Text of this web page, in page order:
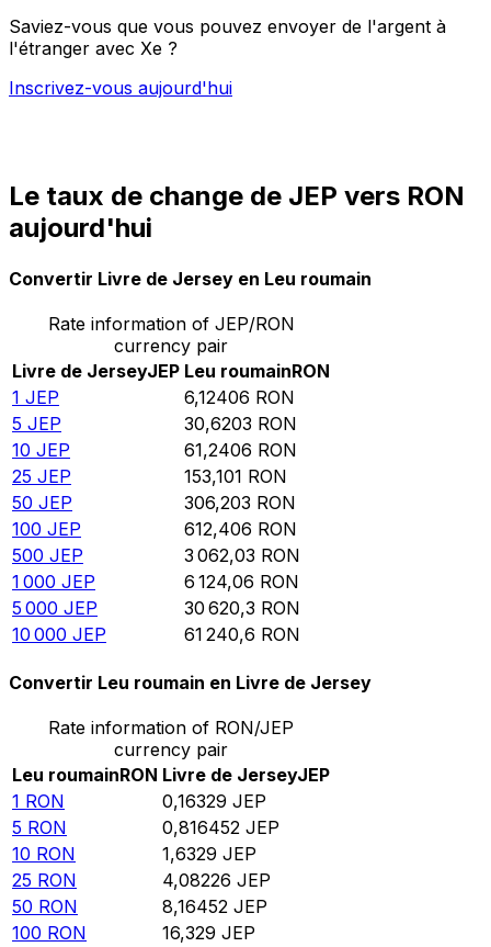
Saviez-vous que vous pouvez envoyer de l'argent à
l'étranger avec Xe ?
Inscrivez-vous aujourd'hui
Le taux de change de JEP vers RON
aujourd'hui
Convertir Livre de Jersey en Leu roumain
Rate information of JEP/RON
currency pair
Livre de JerseyJEP Leu roumainRON
1 JEP 6,12406 RON
5 JEP 30,6203 RON
10 JEP 61,2406 RON
25 JEP 153,101 RON
50 JEP 306,203 RON
100 JEP 612,406 RON
500 JEP 3 062,03 RON
1 000 JEP 6 124,06 RON
5 000 JEP 30 620,3 RON
10 000 JEP 61 240,6 RON
Convertir Leu roumain en Livre de Jersey
Rate information of RON/JEP
currency pair
Leu roumainRON Livre de JerseyJEP
1 RON 0,16329 JEP
5 RON 0,816452 JEP
10 RON 1,6329 JEP
25 RON 4,08226 JEP
50 RON 8,16452 JEP
100 RON 16,329 JEP